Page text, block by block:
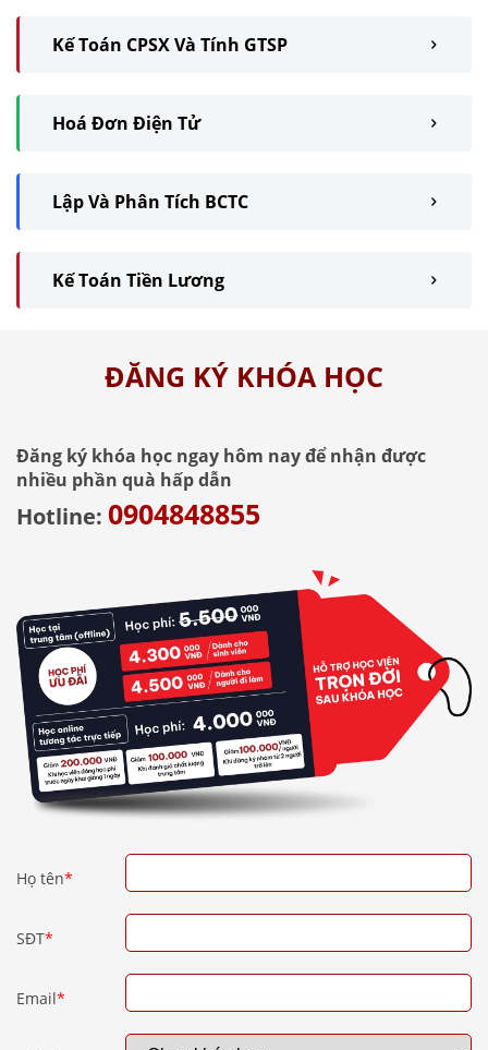
Kế Toán CPSX Và Tính GTSP
Hoá Đơn Điện Tử
Lập Và Phân Tích BCTC
Kế Toán Tiền Lương
ĐĂNG KÝ KHÓA HỌC
Đăng ký khóa học ngay hôm nay để nhận được
nhiều phần quà hấp dẫn
Hotline: 0904848855
Họ tên*
SĐT*
Email*